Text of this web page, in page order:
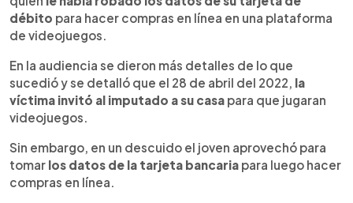
débito para hacer compras en línea en una plataforma
de videojuegos.
En la audiencia se dieron más detalles de lo que
sucedió y se detalló que el 28 de abril del 2022, la
víctima invitó al imputado a su casa para que jugaran
videojuegos.
Sin embargo, en un descuido el joven aprovechó para
tomar los datos de la tarjeta bancaria para luego hacer
compras en línea.